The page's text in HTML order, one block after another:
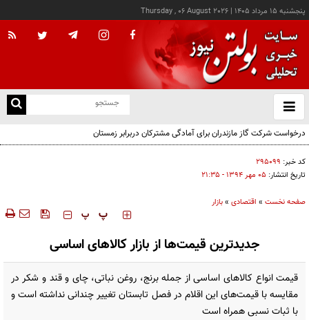
پنجشنبه ۱۵ مرداد ۱۴۰۵ |
Thursday , 06 August 2026
باز
و
کد خبر: ۲۹۵۰۹۹
تاریخ انتشار: ۰۵ مهر ۱۳۹۴ - ۲۱:۳۵
صفحه نخست » اقتصادی »بازار
‍‍‍ پ پ
جدید‌ترین قیمت‌ها از بازار کالاهای اساسی
قیمت انواع کالاهای اساسی از جمله برنج، روغن نباتی، چای و قند و شکر در
مقایسه با قیمت‌های این اقلام در فصل تابستان تغییر چندانی نداشته است و
با ثبات نسبی همراه است